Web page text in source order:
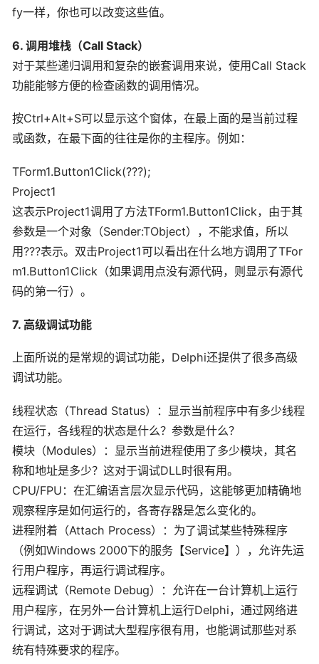
fy一样，你也可以改变这些值。
6. 调用堆栈（Call Stack）
对于某些递归调用和复杂的嵌套调用来说，使用Call Stack
功能能够方便的检查函数的调用情况。
按Ctrl+Alt+S可以显示这个窗体，在最上面的是当前过程
或函数，在最下面的往往是你的主程序。例如：
TForm1.Button1Click(???);
Project1
这表示Project1调用了方法TForm1.Button1Click，由于其
参数是一个对象（Sender:TObject），不能求值，所以
用???表示。双击Project1可以看出在什么地方调用了TFor
m1.Button1Click（如果调用点没有源代码，则显示有源代
码的第一行）。
7. 高级调试功能
上面所说的是常规的调试功能，Delphi还提供了很多高级
调试功能。
线程状态（Thread Status）：显示当前程序中有多少线程
在运行，各线程的状态是什么？参数是什么？
模块（Modules）：显示当前进程使用了多少模块，其名
称和地址是多少？这对于调试DLL时很有用。
CPU/FPU：在汇编语言层次显示代码，这能够更加精确地
观察程序是如何运行的，各寄存器是怎么变化的。
进程附着（Attach Process）：为了调试某些特殊程序
（例如Windows 2000下的服务【Service】），允许先运
行用户程序，再运行调试程序。
远程调试（Remote Debug）：允许在一台计算机上运行
用户程序，在另外一台计算机上运行Delphi，通过网络进
行调试，这对于调试大型程序很有用，也能调试那些对系
统有特殊要求的程序。